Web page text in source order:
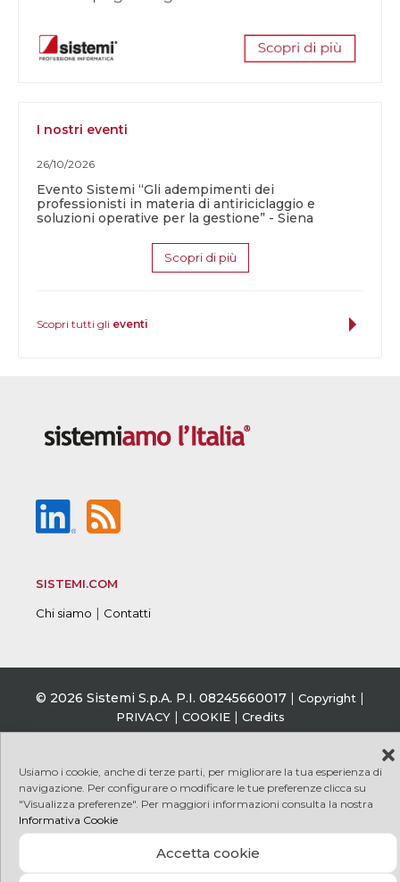
Usiamo i cookie, anche di terze parti, per migliorare la tua esperienza di
navigazione. Per configurare o modificare le tue preferenze clicca su
"Visualizza preferenze". Per maggiori informazioni consulta la nostra
Informativa Cookie
Accetta cookie
I nostri eventi
26/10/2026
Evento Sistemi “Gli adempimenti dei
professionisti in materia di antiriciclaggio e
soluzioni operative per la gestione” - Siena
Scopri di più
Scopri tutti gli eventi
SISTEMI.COM
Chi siamo | Contatti
© 2026 Sistemi S.p.A. P.I. 08245660017 | Copyright |
PRIVACY| COOKIE| Credits